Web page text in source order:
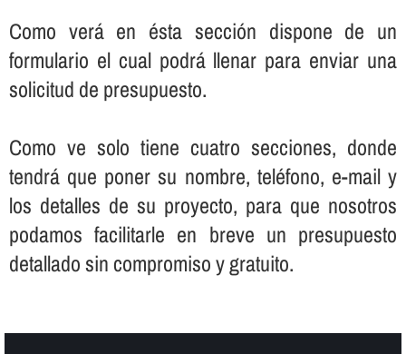
Como verá en ésta sección dispone de un
formulario el cual podrá llenar para enviar una
solicitud de presupuesto.
Como ve solo tiene cuatro secciones, donde
tendrá que poner su nombre, teléfono, e-mail y
los detalles de su proyecto, para que nosotros
podamos facilitarle en breve un presupuesto
detallado sin compromiso y gratuito.